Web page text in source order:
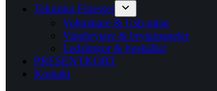
Tekniska Finesser
Voltmätare & Usb-uttag
Vippbrytare & brytarpaneler
Ledslingor & ljuskällor
PRESENTKORT
Kontakt